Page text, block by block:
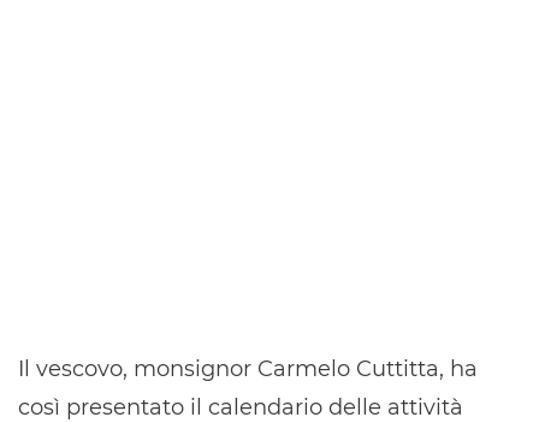
Il vescovo, monsignor Carmelo Cuttitta, ha
così presentato il calendario delle attività